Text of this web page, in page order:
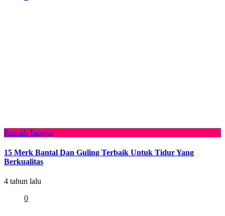
Rumah Tangga
15 Merk Bantal Dan Guling Terbaik Untuk Tidur Yang
Berkualitas
4 tahun lalu
0